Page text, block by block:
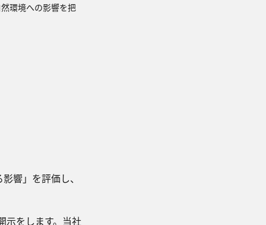
環境への影響を把
響」を評価し、
示をします。当社